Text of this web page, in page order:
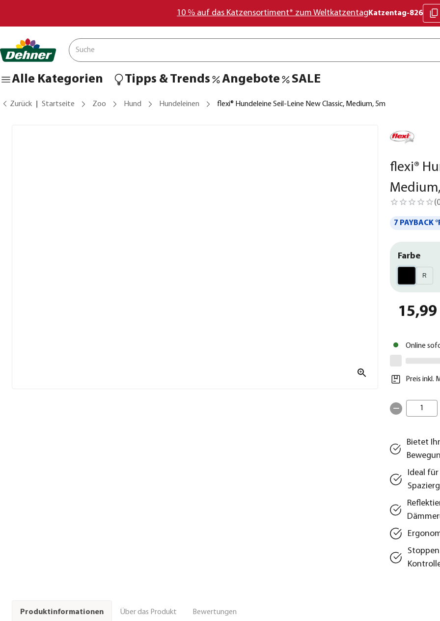
10 % auf das Katzensortiment* zum Weltkatzentag Katzentag-826
Alle Kategorien Tipps & Trends Angebote SALE
Zurück Startseite Zoo Hund Hundeleinen flexi® Hundeleine Seil-Leine New Classic, Medium, 5m
flexi®
(
7 PAYBACK
Farbe
R
15,99
Online
Preis inkl.
1
Bietet
Ideal
Produktinformationen Über das Produkt Bewertungen